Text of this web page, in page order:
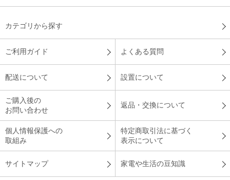
カテゴリから探す
ご利用ガイド よくある質問
配送について 設置について
ご購入後の
お問い合わせ
返品・交換について
個人情報保護への
取組み
特定商取引法に基づく
表示について
サイトマップ 家電や生活の豆知識